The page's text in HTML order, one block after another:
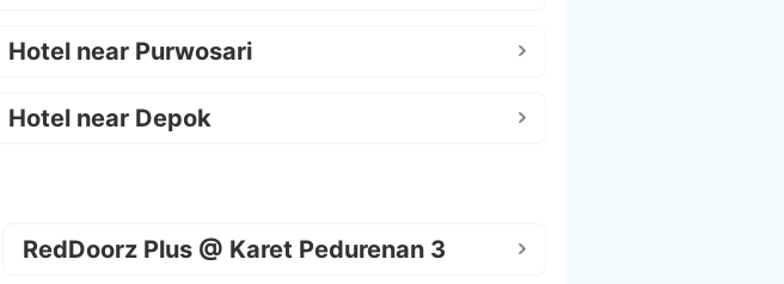
Hotel near Purwosari
Hotel near Depok
RedDoorz Plus @ Karet Pedurenan 3